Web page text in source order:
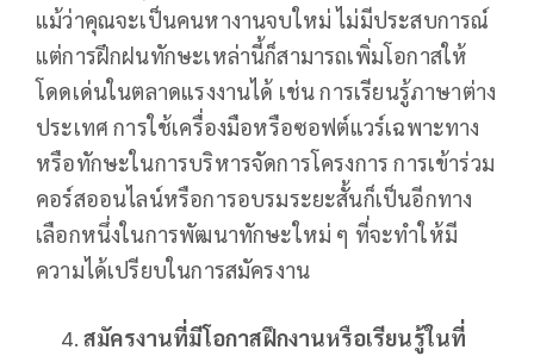
แม้ว่าคุณจะเป็นคนหางานจบใหม่ ไม่มีประสบการณ์
แต่การฝึกฝนทักษะเหล่านี้ก็สามารถเพิ่มโอกาสให้
โดดเด่นในตลาดแรงงานได้ เช่น การเรียนรู้ภาษาต่าง
ประเทศ การใช้เครื่องมือหรือซอฟต์แวร์เฉพาะทาง
หรือทักษะในการบริหารจัดการโครงการ การเข้าร่วม
คอร์สออนไลน์หรือการอบรมระยะสั้นก็เป็นอีกทาง
เลือกหนึ่งในการพัฒนาทักษะใหม่ ๆ ที่จะทำให้มี
ความได้เปรียบในการสมัครงาน
สมัครงานที่มีโอกาสฝึกงานหรือเรียนรู้ในที่